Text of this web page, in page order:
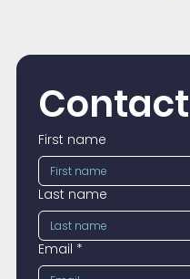
First name
Last name
Email *